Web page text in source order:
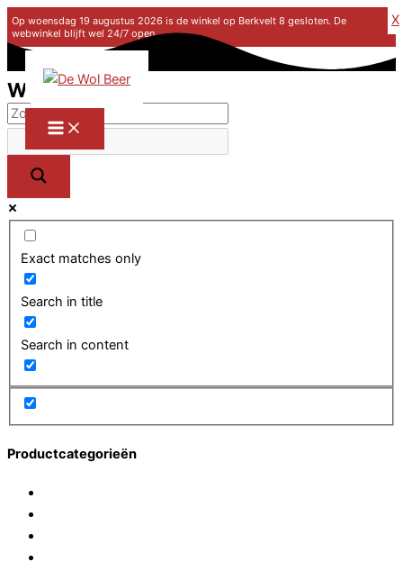
Op woensdag 19 augustus 2026 is de winkel op Berkvelt 8 gesloten. De
webwinkel blijft wel 24/7 open.
X
Winkel
Exact matches only
Search in title
Search in content
Productcategorieën